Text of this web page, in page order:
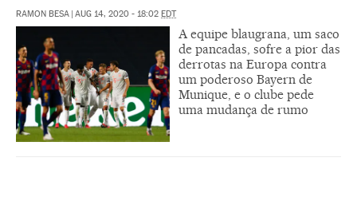
RAMON BESA AUG 14, 2020 - 18:02 EDT
A equipe blaugrana, um saco
de pancadas, sofre a pior das
derrotas na Europa contra
um poderoso Bayern de
Munique, e o clube pede
uma mudança de rumo